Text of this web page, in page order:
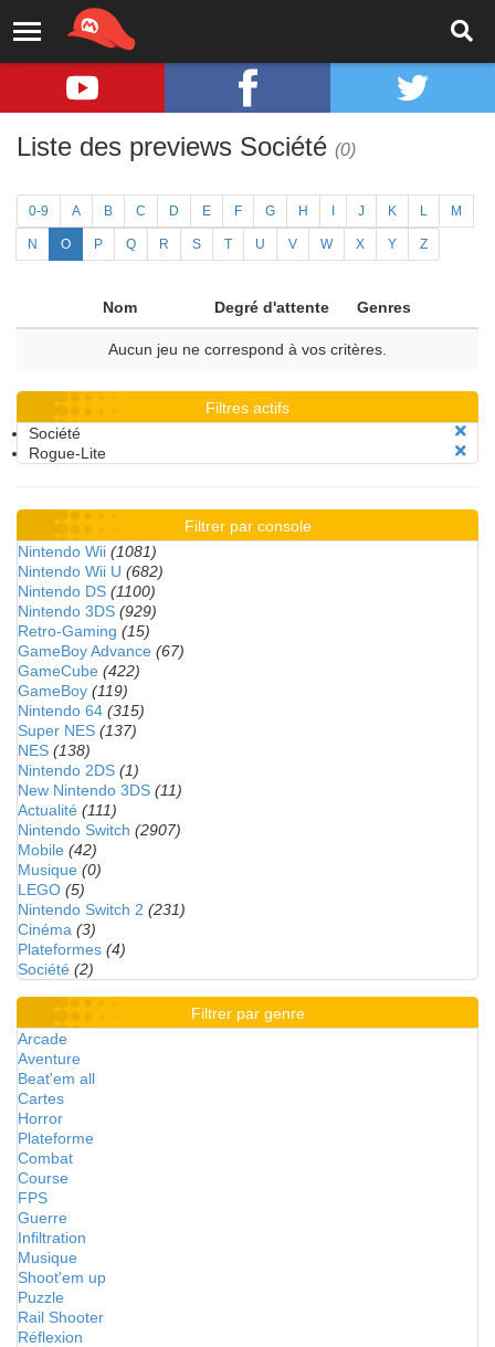
Liste des previews Société (0)
0-9 A B C D E F G H J K L M
N O P Q R S T U V W X Y Z
Nom Degré d'attente Genres
Aucun jeu ne correspond à vos critères.
Filtres actifs
Société
Rogue-Lite
Filtrer par console
Nintendo Wii (1081)
Nintendo Wii U (682)
Nintendo DS (1100)
Nintendo 3DS (929)
Retro-Gaming (15)
GameBoy Advance (67)
GameCube (422)
GameBoy (119)
Nintendo 64 (315)
Super NES (137)
NES (138)
Nintendo 2DS (1)
New Nintendo 3DS (11)
Actualité (111)
Nintendo Switch (2907)
Mobile (42)
Musique (0)
LEGO (5)
Nintendo Switch 2 (231)
Cinéma (3)
Plateformes (4)
Société (2)
Filtrer par genre
Arcade
Aventure
Beat'em all
Cartes
Horror
Plateforme
Combat
Course
FPS
Guerre
Infiltration
Musique
Shoot'em up
Puzzle
Rail Shooter
Réflexion